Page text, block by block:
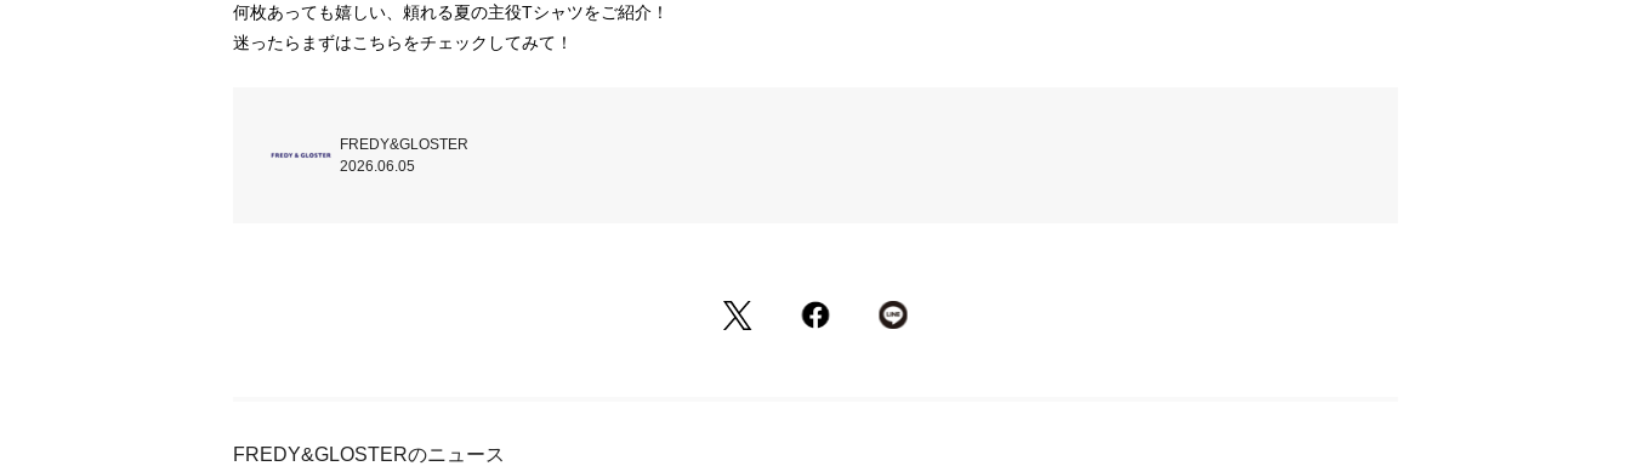
何枚あっても嬉しい、頼れる夏の主役Tシャツをご紹介！
迷ったらまずはこちらをチェックしてみて！
FREDY&GLOSTER
2026.06.05
FREDY&GLOSTERのニュース